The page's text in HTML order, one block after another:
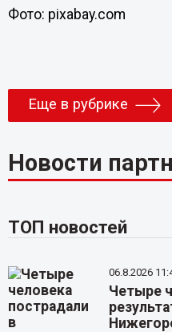
Фото: pixabay.com
Еще в рубрике
Новости
ТОП новостей
06.8.2026
Четыре